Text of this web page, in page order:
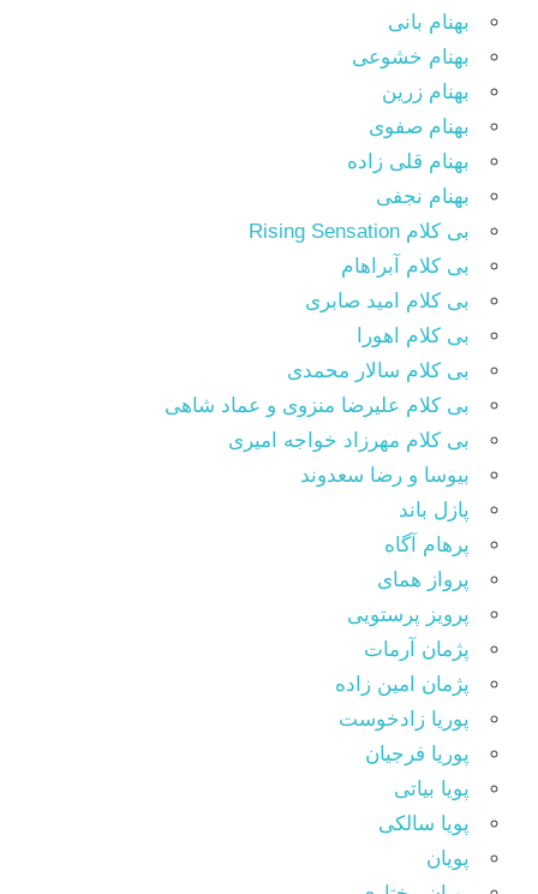
بهنام بانی
بهنام خشوعی
بهنام زرین
بهنام صفوی
بهنام قلی زاده
بهنام نجفی
بی کلام Rising Sensation
بی کلام آبراهام
بی کلام امید صابری
بی کلام اهورا
بی کلام سالار محمدی
بی کلام علیرضا منزوی و عماد شاهی
بی کلام مهرزاد خواجه امیری
بیوسا و رضا سعدوند
پازل باند
پرهام آگاه
پرواز همای
پرویز پرستویی
پژمان آرمات
پژمان امین زاده
پوریا زادخوست
پوریا فرجیان
پویا بیاتی
پویا سالکی
پویان